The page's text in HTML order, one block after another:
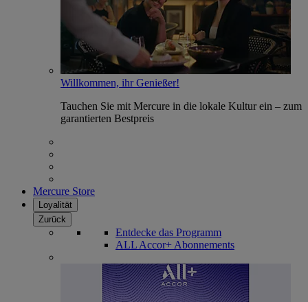
Willkommen, ihr Genießer!
Tauchen Sie mit Mercure in die lokale Kultur ein – zum
garantierten Bestpreis
Mercure Store
Loyalität
Zurück
Entdecke das Programm
ALL Accor+ Abonnements